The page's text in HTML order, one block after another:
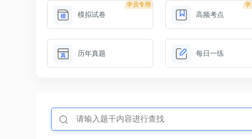
学员专用
模拟试卷
学
高频考点
历年真题 每日一练